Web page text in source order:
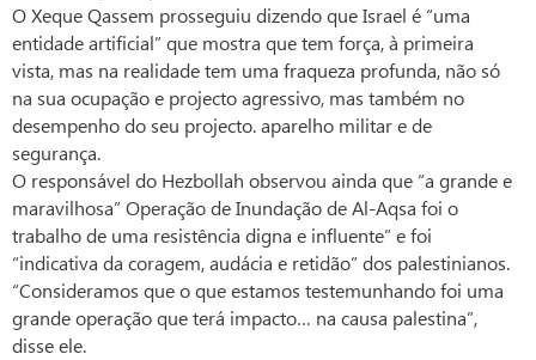
O Xeque Qassem prosseguiu dizendo que Israel é “uma
entidade artificial” que mostra que tem força, à primeira
vista, mas na realidade tem uma fraqueza profunda, não só
na sua ocupação e projecto agressivo, mas também no
desempenho do seu projecto. aparelho militar e de
segurança.
O responsável do Hezbollah observou ainda que “a grande e
maravilhosa” Operação de Inundação de Al-Aqsa foi o
trabalho de uma resistência digna e influente” e foi
“indicativa da coragem, audácia e retidão” dos palestinianos.
“Consideramos que o que estamos testemunhando foi uma
grande operação que terá impacto… na causa palestina”,
disse ele.